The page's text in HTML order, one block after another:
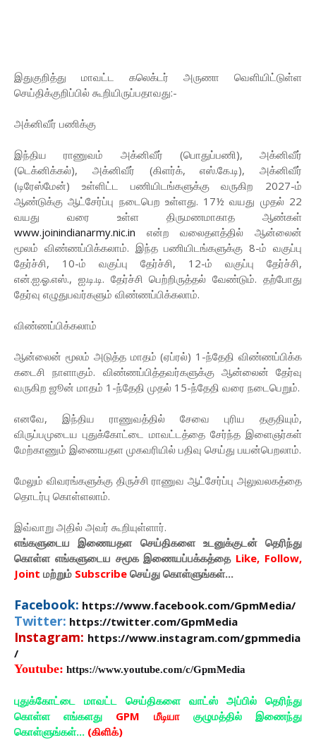
இதுகுறித்து மாவட்ட கலெக்டர் அருணா வெளியிட்டுள்ள
செய்திக்குறிப்பில் கூறியிருப்பதாவது:-
அக்னிவீர் பணிக்கு
இந்திய ராணுவம் அக்னிவீர் (பொதுப்பணி), அக்னிவீர்
(டெக்னிக்கல்), அக்னிவீர் (கிளர்க், எஸ்.கே.டி), அக்னிவீர்
(டிரேஸ்மேன்) உள்ளிட்ட பணியிடங்களுக்கு வருகிற 2027-ம்
ஆண்டுக்கு ஆட்சேர்ப்பு நடைபெற உள்ளது. 17½ வயது முதல் 22
வயது வரை உள்ள திருமணமாகாத ஆண்கள்
www.joinindianarmy.nic.in என்ற வலைதளத்தில் ஆன்லைன்
மூலம் விண்ணப்பிக்கலாம். இந்த பணியிடங்களுக்கு 8-ம் வகுப்பு
தேர்ச்சி, 10-ம் வகுப்பு தேர்ச்சி, 12-ம் வகுப்பு தேர்ச்சி,
என்.ஐ.ஓ.எஸ்., ஐ.டி.டி. தேர்ச்சி பெற்றிருத்தல் வேண்டும். தற்போது
தேர்வு எழுதுபவர்களும் விண்ணப்பிக்கலாம்.
விண்ணப்பிக்கலாம்
ஆன்லைன் மூலம் அடுத்த மாதம் (ஏப்ரல்) 1-ந்தேதி விண்ணப்பிக்க
கடைசி நாளாகும். விண்ணப்பித்தவர்களுக்கு ஆன்லைன் தேர்வு
வருகிற ஜூன் மாதம் 1-ந்தேதி முதல் 15-ந்தேதி வரை நடைபெறும்.
எனவே, இந்திய ராணுவத்தில் சேவை புரிய தகுதியும்,
விருப்பமுடைய புதுக்கோட்டை மாவட்டத்தை சேர்ந்த இளைஞர்கள்
மேற்காணும் இணையதள முகவரியில் பதிவு செய்து பயன்பெறலாம்.
மேலும் விவரங்களுக்கு திருச்சி ராணுவ ஆட்சேர்ப்பு அலுவலகத்தை
தொடர்பு கொள்ளலாம்.
இவ்வாறு அதில் அவர் கூறியுள்ளார்.
எங்களுடைய இணையதள செய்திகளை உடனுக்குடன் தெரிந்து
கொள்ள எங்களுடைய சமூக இணையப்பக்கத்தை Like, Follow,
Joint மற்றும் Subscribe செய்து கொள்ளுங்கள்...
Facebook: https://www.facebook.com/GpmMedia/
Twitter: https://twitter.com/GpmMedia
Instagram: https://www.instagram.com/gpmmedia
/
Youtube: https://www.youtube.com/c/GpmMedia
புதுக்கோட்டை மாவட்ட செய்திகளை வாட்ஸ் அப்பில் தெரிந்து
கொள்ள எங்களது GPM மீடியாகுழுமத்தில் இணைந்து
கொள்ளுங்கள்... (கிளிக்)